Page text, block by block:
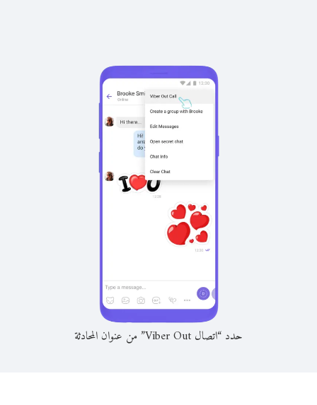
حدد “اتصال Viber Out” من عنوان المحادثة